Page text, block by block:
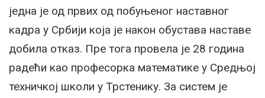
једна је од првих од побуњеног наставног
кадра у Србији која је након обустава наставе
добила отказ. Пре тога провела је 28 година
радећи као професорка математике у Средњој
техничкој школи у Трстенику. За систем је